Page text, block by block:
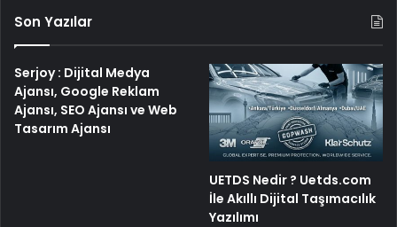
Son Yazılar
Serjoy : Dijital Medya
Ajansı, Google Reklam
Ajansı, SEO Ajansı ve Web
Tasarım Ajansı
UETDS Nedir ? Uetds.com
İle Akıllı Dijital Taşımacılık
Yazılımı